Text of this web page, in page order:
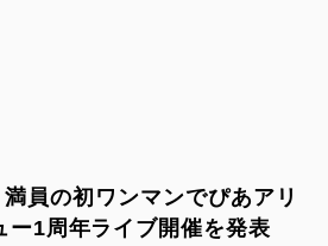
員の初ワンマンでぴあアリ
ー1周年ライブ開催を発表